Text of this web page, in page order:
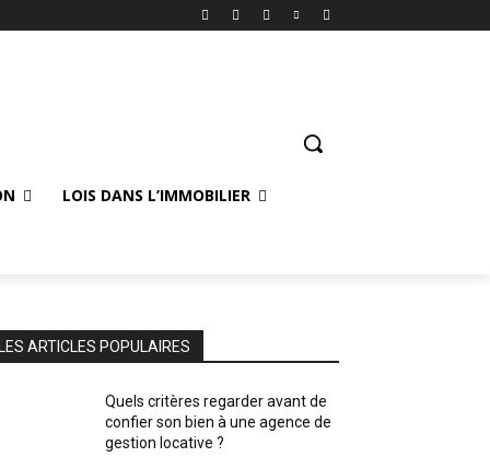
LOIS DANS L’IMMOBILIER
ARTICLES POPULAIRES
Quels critères regarder avant de
confier son bien à une agence de
gestion locative ?